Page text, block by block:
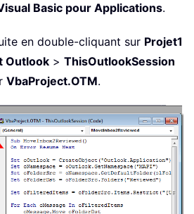
Basic pour Applications.
en double-cliquant sur Projet1
Outlook > ThisOutlookSession
VbaProject.OTM.